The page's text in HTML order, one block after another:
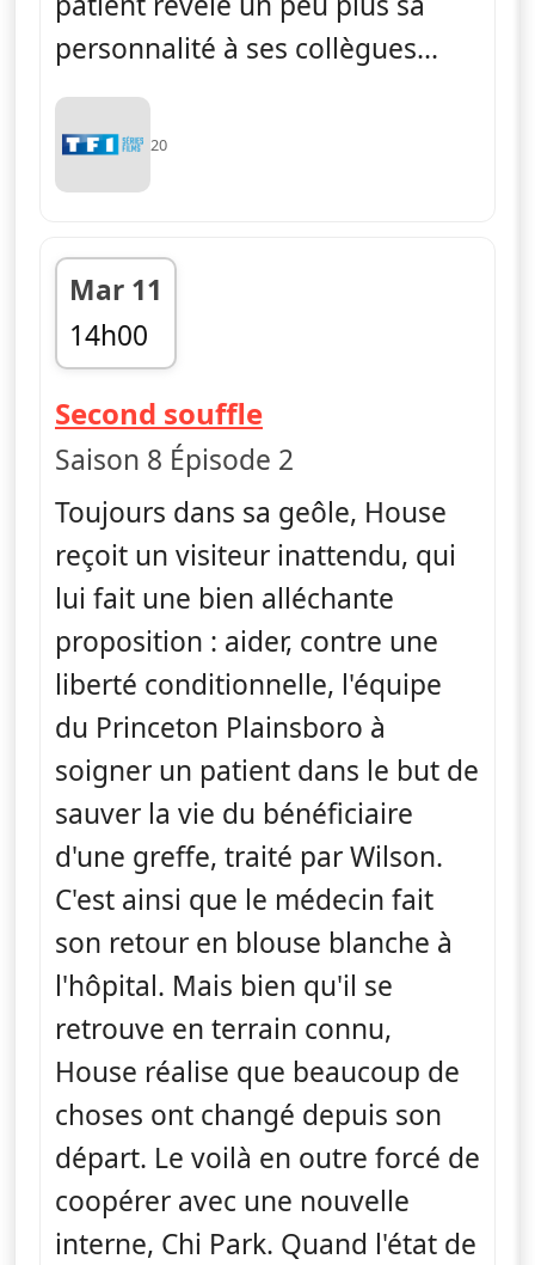
personnalité à ses collègues...
20
Mar 11
14h00
fin 14h50
Second souffle— Dr House
Saison 8 Épisode 2
Toujours dans sa geôle, House
reçoit un visiteur inattendu, qui
lui fait une bien alléchante
proposition : aider, contre une
liberté conditionnelle, l'équipe
du Princeton Plainsboro à
soigner un patient dans le but de
sauver la vie du bénéficiaire
d'une greffe, traité par Wilson.
C'est ainsi que le médecin fait
son retour en blouse blanche à
l'hôpital. Mais bien qu'il se
retrouve en terrain connu,
House réalise que beaucoup de
choses ont changé depuis son
départ. Le voilà en outre forcé de
coopérer avec une nouvelle
interne, Chi Park. Quand l'état de